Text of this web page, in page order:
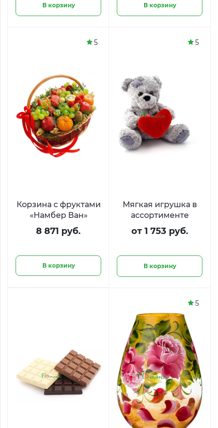
В корзину В корзину
Корзина с фруктами
«Намбер Ван»
8 871 руб.
В корзину
5
Мягкая игрушка в
ассортименте
от 1 753 руб.
В корзину
5
5